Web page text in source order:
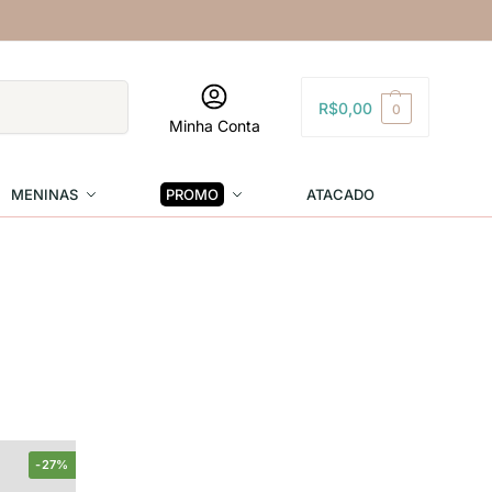
Minha Conta
R$0,00 0
MENINAS PROMO ATACADO
-27%